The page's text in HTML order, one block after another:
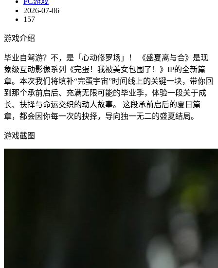
2026-07-06
157
游戏介绍
毕业自驾游？不，是「心动修罗场」！ 《盛夏离与合》是现
象级互动影像系列《完蛋！我被美女包围了！》IP的全新篇
章。本次我们将填补“完蛋宇宙”时间线上的关键一块，带你回
到那个承前启后、充满无限可能的毕业季，体验一段关于成
长、抉择与命运交织的动人故事。 这段承前启后的夏日篇
章，都会因你每一次的抉择，导向独一无二的盛夏结局。
游戏截图